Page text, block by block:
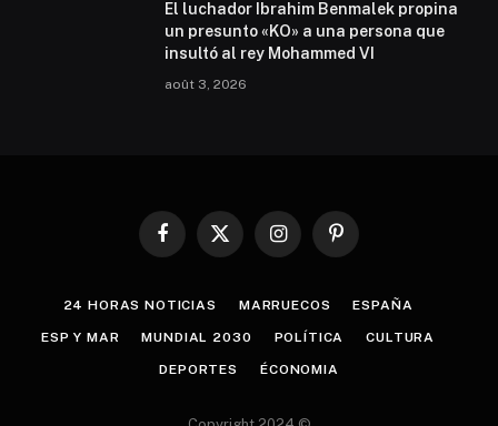
El luchador Ibrahim Benmalek propina
un presunto «KO» a una persona que
insultó al rey Mohammed VI
août 3, 2026
Facebook
X
InstagramPinterest
24 HORAS NOTICIAS MARRUECOS ESPAÑA
ESP Y MAR MUNDIAL 2030 POLÍTICA CULTURA
DEPORTES ÉCONOMIA